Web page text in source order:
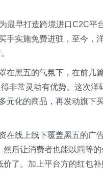
最早打造跨境进口C2C
手实施免费进驻，至今，
在黑五的气氛下，在前几
非常灵动有优势。这次
元化的商品，再发动旗下
在线上线下覆盖黑五的广
后让消费者也能以同等
了。加上平台方的红包补